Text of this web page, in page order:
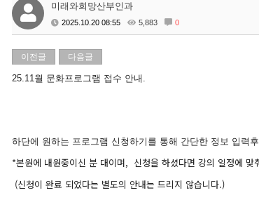
미래와희망산부인과
2025.10.20 08:55 5,883 0
이전글 다음글
25.11월 문화프로그램 접수 안내.
하단에 원하는 프로그램 신청하기를 통해 간단한 정보 입력
*본원에 내원중이신 분 대이며, 신청을 하셨다면 강의 일정에 맞
(신청이 완료 되었다는 별도의 안내는 드리지 않습니다.)